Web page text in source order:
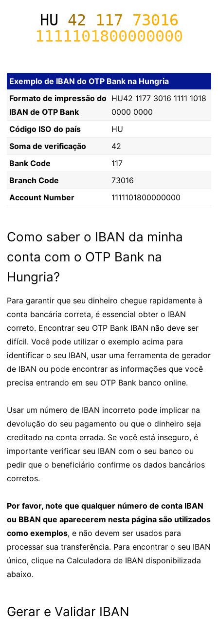
HU 42 117
73016
1111101800000000
Exemplo de IBAN do OTP Bank na Hungria
Formato de impressão do
IBAN de OTP Bank
HU42 1177 3016 1111 1018
0000 0000
Código ISO do país
HU
Soma de verificação
42
Bank Code
117
Branch Code
73016
Account Number
1111101800000000
Como saber o IBAN da minha
conta com o OTP Bank na
Hungria?
Para garantir que seu dinheiro chegue rapidamente à
conta bancária correta, é essencial obter o IBAN
correto. Encontrar seu OTP Bank IBAN não deve ser
difícil. Você pode utilizar o exemplo acima para
identificar o seu IBAN, usar uma ferramenta de gerador
de IBAN ou pode encontrar as informações que você
precisa entrando em seu OTP Bank banco online.
Usar um número de IBAN incorreto pode implicar na
devolução do seu pagamento ou que o dinheiro seja
creditado na conta errada. Se você está inseguro, é
importante verificar seu IBAN com o seu banco ou
pedir que o beneficiário confirme os dados bancários
corretos.
Por favor, note que qualquer número de conta IBAN
ou BBAN que aparecerem nesta página são utilizados
como exemplos, e não devem ser usados para
processar sua transferência. Para encontrar o seu IBAN
único, clique na Calculadora de IBAN disponibilizada
abaixo.
Gerar e Validar IBAN